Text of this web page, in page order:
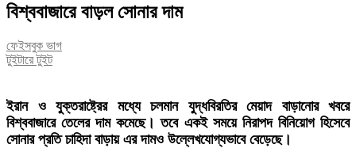
বিশ্ববাজারে বাড়ল সোনার দাম
ফেইসবুক ভাগ
টুইটারে টুইট
ইরান ও যুক্তরাষ্ট্রের মধ্যে চলমান যুদ্ধবিরতির মেয়াদ বাড়ানোর খবরে
বিশ্ববাজারে তেলের দাম কমেছে। তবে একই সময়ে নিরাপদ বিনিয়োগ হিসেবে
সোনার প্রতি চাহিদা বাড়ায় এর দামও উল্লেখযোগ্যভাবে বেড়েছে।